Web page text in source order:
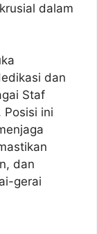
dalam
dan
Staf
Posisi ini
dan
gerai